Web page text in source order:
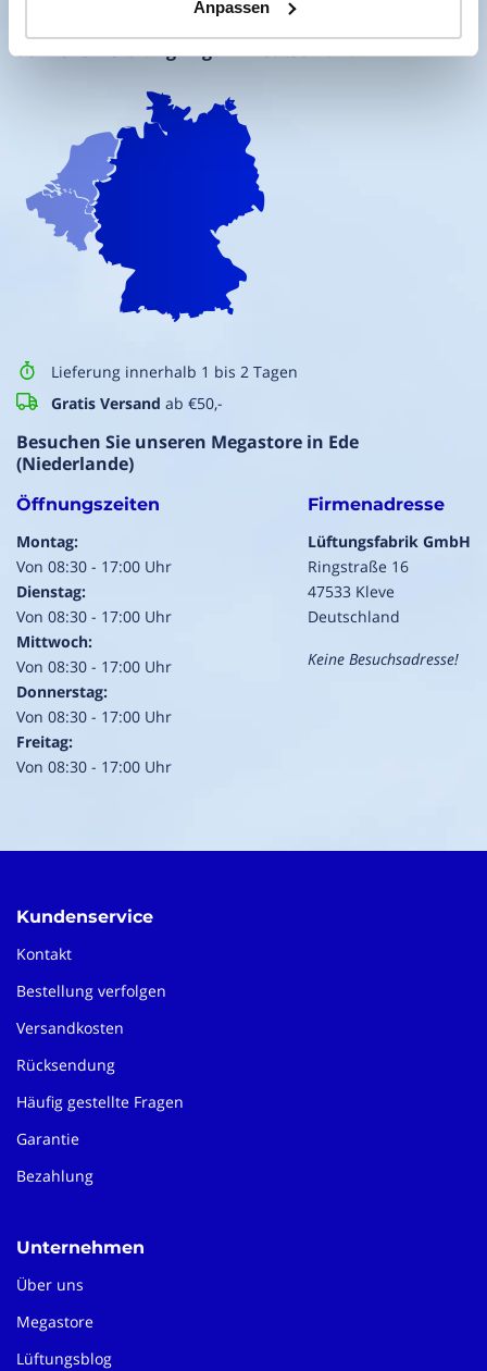
Technisch notwendig (nicht abwählbar)
Präferenzen (Einstellungen zu speichern)
Statistik/Analytics (Messung der Websitenutzung)
Marketing (personalisierte Inhalte und Werbung)
Anpassen
Direkte persönliche Beratung
Schnelle Lieferung in ganz Deutschland
Lieferung innerhalb 1 bis 2 Tagen
Gratis Versand ab €50,-
Besuchen Sie unseren Megastore in Ede
(Niederlande)
Öffnungszeiten
Montag:
Von 08:30 - 17:00 Uhr
Dienstag:
Von 08:30 - 17:00 Uhr
Mittwoch:
Von 08:30 - 17:00 Uhr
Donnerstag:
Von 08:30 - 17:00 Uhr
Freitag:
Von 08:30 - 17:00 Uhr
Firmenadresse
Lüftungsfabrik GmbH
Ringstraße 16
47533 Kleve
Deutschland
Keine Besuchsadresse!
Kundenservice
Kontakt
Bestellung verfolgen
Versandkosten
Rücksendung
Häufig gestellte Fragen
Garantie
Bezahlung
Unternehmen
Über uns
Megastore
Lüftungsblog